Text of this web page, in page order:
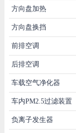
方向盘加热
方向盘换挡
前排空调
后排空调
车载空气净化器
车内PM2.5过滤装置
负离子发生器